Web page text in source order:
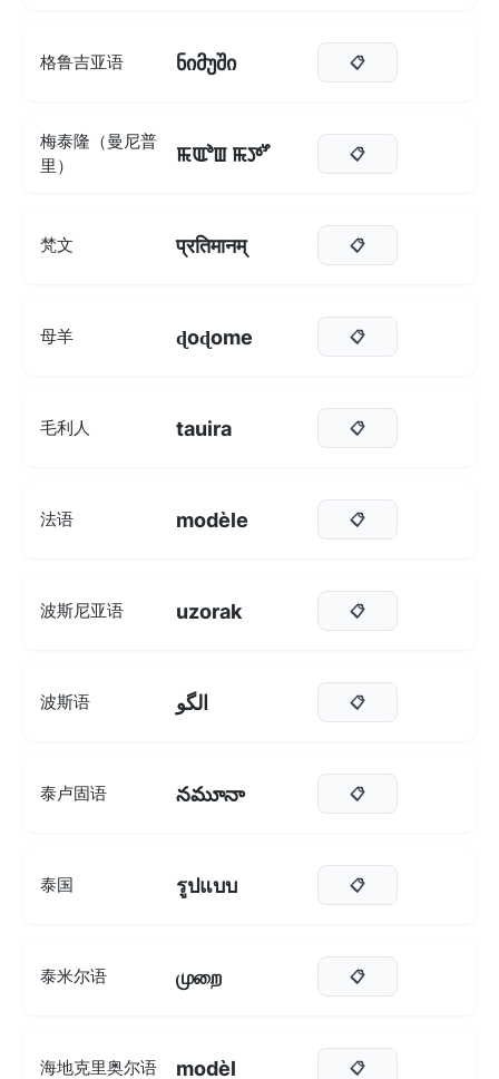
格鲁吉亚语 ნიმუში 📋
梅泰隆（曼尼普
里）
ꯃꯑꯣꯡ ꯃꯇꯧ 📋
梵文 प्रतिमानम्‌ 📋
母羊 ɖoɖome 📋
毛利人 tauira 📋
法语 modèle 📋
波斯尼亚语 uzorak 📋
波斯语 الگو 📋
泰卢固语 నమూనా 📋
泰国 รูปแบบ 📋
泰米尔语 முறை 📋
海地克里奥尔语 modèl 📋